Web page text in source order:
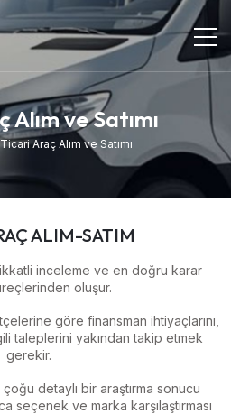
ve Satımı
Ticari Araç Alım ve Satımı
ALIM-SATIM
inceleme ve en doğru karar
oluşur.
göre finansman ihtiyaçlarını,
taleplerini yakından takip etmek
gerekir.
detaylı bir araştırma sonucu
seçenek ve marka karşılaştırması